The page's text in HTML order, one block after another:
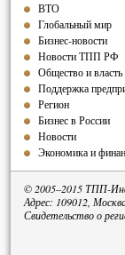
ВТО
Глобальный мир
Бизнес-новости
Новости ТПП РФ
Общество и власть
Поддержка
Регион
Бизнес в России
Новости
Экономика и
© 2005–2015 ТПП-
Адрес: 109012,
Свидетельство о